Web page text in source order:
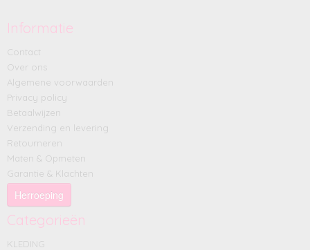
Informatie
Contact
Over ons
Algemene voorwaarden
Privacy policy
Betaalwijzen
Verzending en levering
Retourneren
Maten & Opmeten
Garantie & Klachten
Herroeping
Categorieën
KLEDING